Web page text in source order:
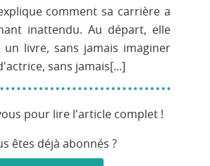
comment sa carrière a
inattendu. Au départ, elle
un livre, sans jamais imaginer
sans jamais[...]
pour lire l'article complet !
êtes déjà abonnés ?